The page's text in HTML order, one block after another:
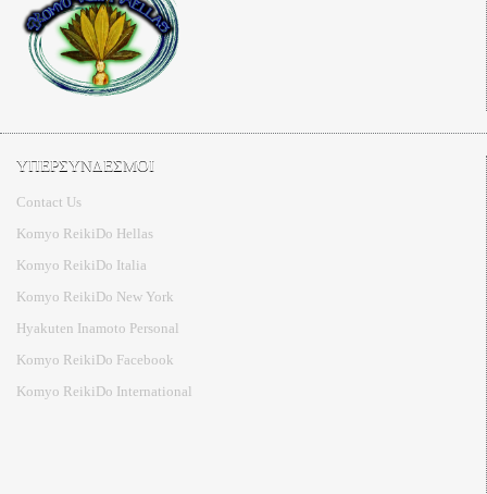
ΥΠΕΡΣΥΝΔΕΣΜΟΙ
Contact Us
Komyo ReikiDo Hellas
Komyo ReikiDo Italia
Komyo ReikiDo New York
Hyakuten Inamoto Personal
Komyo ReikiDo Facebook
Komyo ReikiDo International